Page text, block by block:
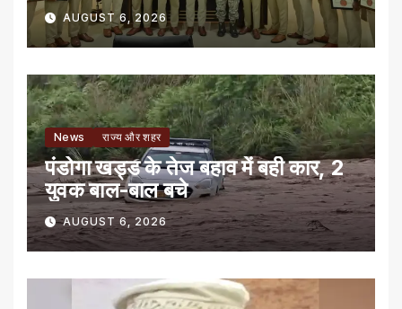
AUGUST 6, 2026
News राज्य और शहर
पंडोगा खड्ड के तेज बहाव में बही कार, 2
युवक बाल-बाल बचे
AUGUST 6, 2026